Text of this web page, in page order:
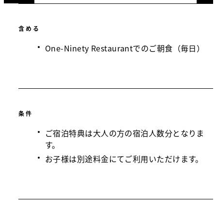
含める
One-Ninety Restaurantでのご朝食（毎日）
条件
ご宿泊特典は大人の方の宿泊人数分となりま
す。
お子様は別途料金にてご利用いただけます。